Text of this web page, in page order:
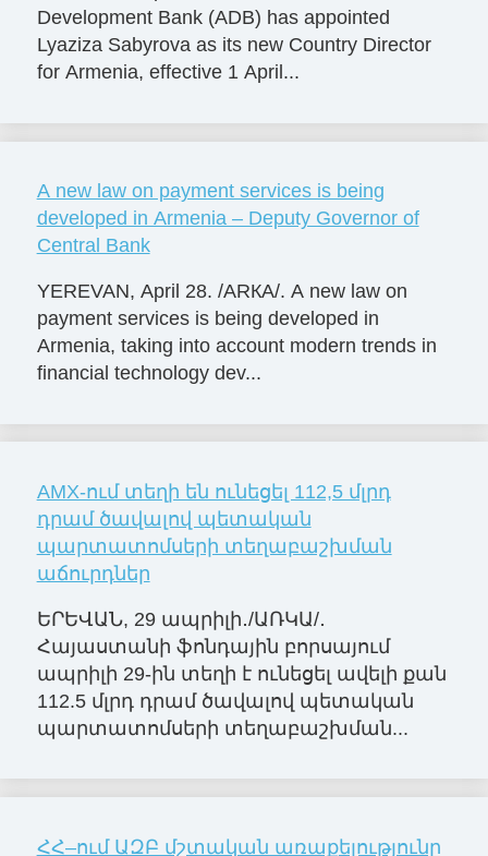
Development Bank (ADB) has appointed
Lyaziza Sabyrova as its new Country Director
for Armenia, effective 1 April...
A new law on payment services is being
developed in Armenia – Deputy Governor of
Central Bank
YEREVAN, April 28. /ARКА/. A new law on
payment services is being developed in
Armenia, taking into account modern trends in
financial technology dev...
AMX-ում տեղի են ունեցել 112,5 մլրդ
դրամ ծավալով պետական
պարտատոմսերի տեղաբաշխման
աճուրդներ
ԵՐԵՎԱՆ, 29 ապրիլի․/ԱՌԿԱ/․
Հայաստանի ֆոնդային բորսայում
ապրիլի 29-ին տեղի է ունեցել ավելի քան
112.5 մլրդ դրամ ծավալով պետական
պարտատոմսերի տեղաբաշխման...
ՀՀ–ում ԱԶԲ մշտական առաքելությունը